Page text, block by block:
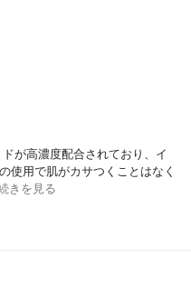
が高濃度配合されており、イ
使用で肌がカサつくことはなく
きを見る